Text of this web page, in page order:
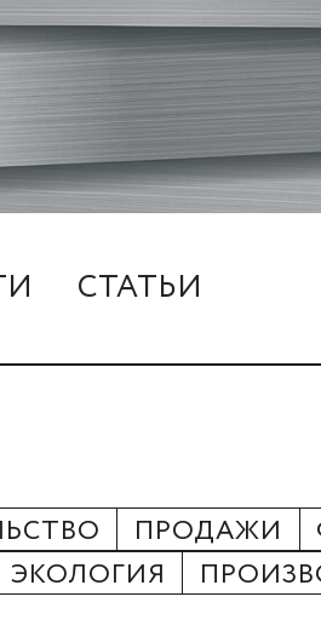
СТАТЬИ
ПРОДАЖИ
ЭКОЛОГИЯ